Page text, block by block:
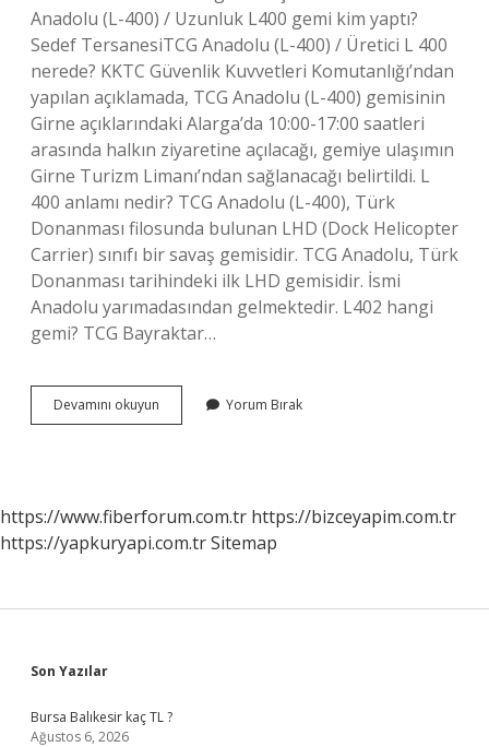
Anadolu (L-400) / Uzunluk L400 gemi kim yaptı?
Sedef TersanesiTCG Anadolu (L-400) / Üretici L 400
nerede? KKTC Güvenlik Kuvvetleri Komutanlığı’ndan
yapılan açıklamada, TCG Anadolu (L-400) gemisinin
Girne açıklarındaki Alarga’da 10:00-17:00 saatleri
arasında halkın ziyaretine açılacağı, gemiye ulaşımın
Girne Turizm Limanı’ndan sağlanacağı belirtildi. L
400 anlamı nedir? TCG Anadolu (L-400), Türk
Donanması filosunda bulunan LHD (Dock Helicopter
Carrier) sınıfı bir savaş gemisidir. TCG Anadolu, Türk
Donanması tarihindeki ilk LHD gemisidir. İsmi
Anadolu yarımadasından gelmektedir. L402 hangi
gemi? TCG Bayraktar…
Devamını okuyun Denizcilikte
L
Yorum Bırak
https://www.fiberforum.com.tr https://bizceyapim.com.tr
https://yapkuryapi.com.trSitemap
Sidebar
Son Yazılar
Bursa Balıkesir kaç TL ?
Ağustos 6, 2026